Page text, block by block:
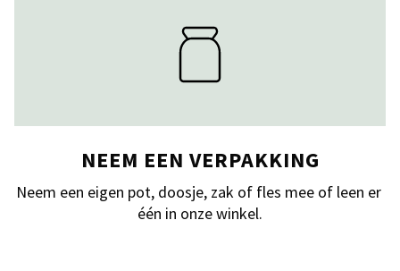
NEEM EEN VERPAKKING
Neem een eigen pot, doosje, zak of fles mee of leen er
één in onze winkel.